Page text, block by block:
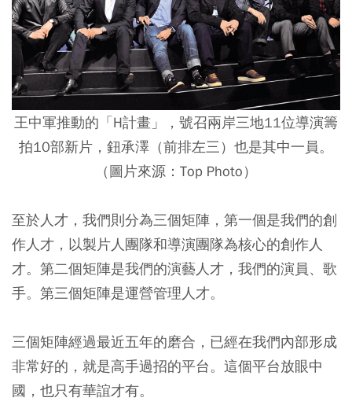
王中軍推動的「H計畫」，號召兩岸三地11位導演籌
拍10部新片，鈕承澤（前排左三）也是其中一員。
（圖片來源：Top Photo）
至於人才，我們則分為三個矩陣，第一個是我們的創
作人才，以製片人團隊和導演團隊為核心的創作人
才。第二個矩陣是我們的演藝人才，我們的演員、歌
手。第三個矩陣是運營管理人才。
三個矩陣經過最近五年的磨合，已經在我們內部形成
非常好的，就是高手過招的平台。這個平台放眼中
國，也只有華誼才有。